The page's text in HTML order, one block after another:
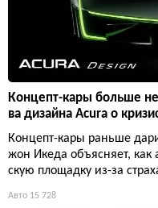
Концепт-кары больше
ва дизайна Acura о
Концепт-кары раньше
жон Икеда объясняет,
скую площадку из-за
Авто 15 728